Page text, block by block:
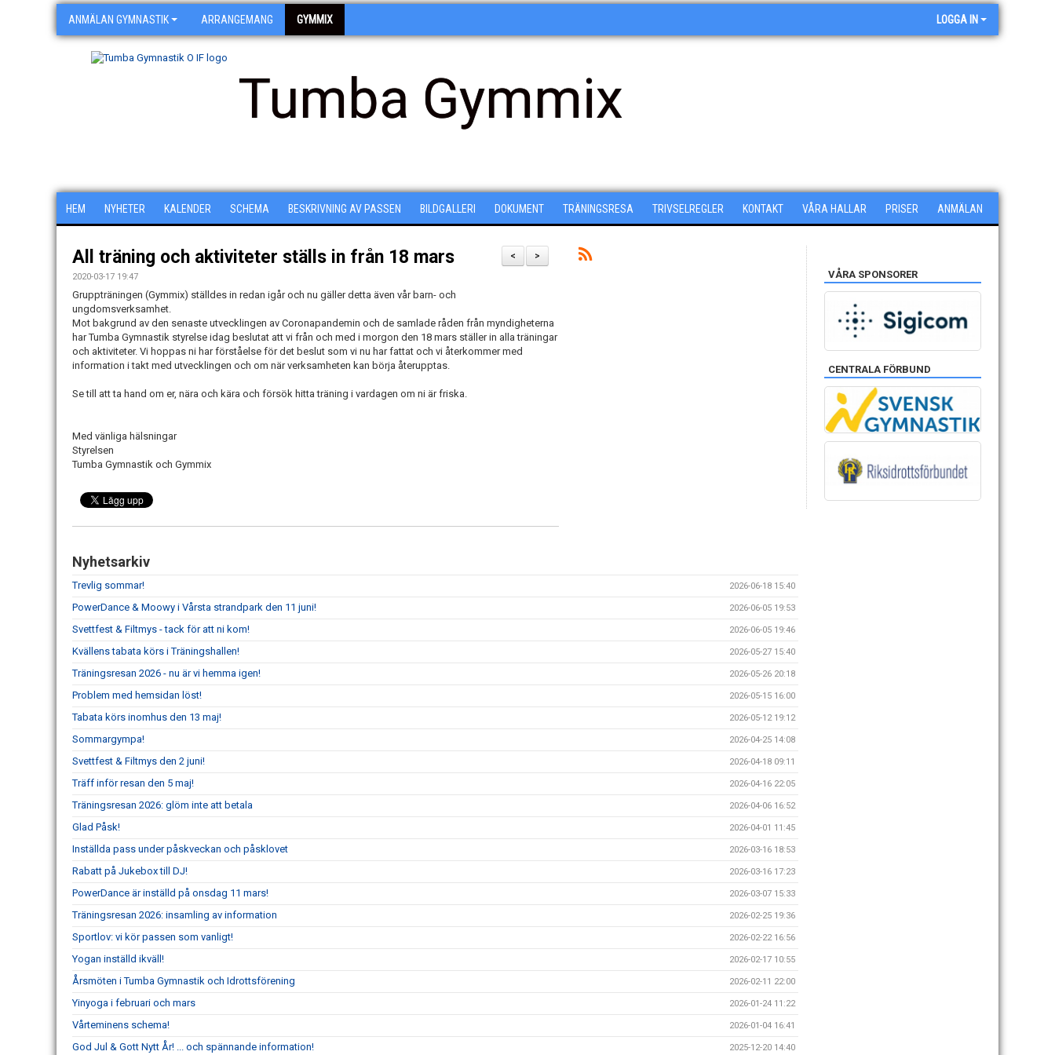
ANMÄLAN GYMNASTIK ARRANGEMANG GYMMIX LOGGA IN
Tumba Gymmix
HEM NYHETER KALENDER SCHEMA BESKRIVNING AV PASSEN BILDGALLERI DOKUMENT TRÄNINGSRESA TRIVSELREGLER KONTAKT VÅRA HALLAR PRISER ANMÄLAN
>
<
All träning och aktiviteter ställs in från 18 mars
2020-03-17 19:47
Gruppträningen (Gymmix) ställdes in redan igår och nu gäller detta även vår barn- och
ungdomsverksamhet.
Mot bakgrund av den senaste utvecklingen av Coronapandemin och de samlade råden från myndigheterna
har Tumba Gymnastik styrelse idag beslutat att vi från och med i morgon den 18 mars ställer in alla träningar
och aktiviteter. Vi hoppas ni har förståelse för det beslut som vi nu har fattat och vi återkommer med
information i takt med utvecklingen och om när verksamheten kan börja återupptas.
Se till att ta hand om er, nära och kära och försök hitta träning i vardagen om ni är friska.
Med vänliga hälsningar
Styrelsen
Tumba Gymnastik och Gymmix
Nyhetsarkiv
Trevlig sommar! 2026-06-18 15:40
PowerDance & Moowy i Vårsta strandpark den 11 juni! 2026-06-05 19:53
Svettfest & Filtmys - tack för att ni kom! 2026-06-05 19:46
Kvällens tabata körs i Träningshallen! 2026-05-27 15:40
Träningsresan 2026 - nu är vi hemma igen! 2026-05-26 20:18
Problem med hemsidan löst! 2026-05-15 16:00
Tabata körs inomhus den 13 maj! 2026-05-12 19:12
Sommargympa! 2026-04-25 14:08
Svettfest & Filtmys den 2 juni! 2026-04-18 09:11
Träff inför resan den 5 maj! 2026-04-16 22:05
Träningsresan 2026: glöm inte att betala 2026-04-06 16:52
Glad Påsk! 2026-04-01 11:45
Inställda pass under påskveckan och påsklovet 2026-03-16 18:53
Rabatt på Jukebox till DJ! 2026-03-16 17:23
PowerDance är inställd på onsdag 11 mars! 2026-03-07 15:33
Träningsresan 2026: insamling av information 2026-02-25 19:36
Sportlov: vi kör passen som vanligt! 2026-02-22 16:56
Yogan inställd ikväll! 2026-02-17 10:55
Årsmöten i Tumba Gymnastik och Idrottsförening 2026-02-11 22:00
Yinyoga i februari och mars 2026-01-24 11:22
Vårteminens schema! 2026-01-04 16:41
God Jul & Gott Nytt År! ... och spännande information! 2025-12-20 14:40
VÅRA SPONSORER
CENTRALA FÖRBUND